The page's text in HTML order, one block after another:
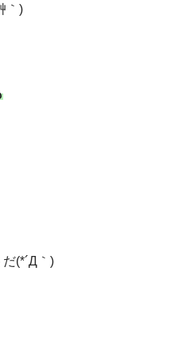
｀)
(*´Д｀)